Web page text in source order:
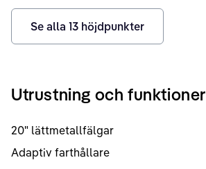
Se alla 13 höjdpunkter
Utrustning och funktioner
20" lättmetallfälgar
Adaptiv farthållare